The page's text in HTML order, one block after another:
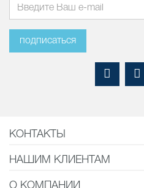
подписаться
КОНТАКТЫ
НАШИМ КЛИЕНТАМ
О КОМПАНИИ